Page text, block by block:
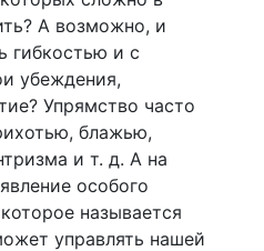
А возможно, и
гибкостью и с
убеждения,
Упрямство часто
блажью,
и т. д. А на
особого
называется
управлять нашей